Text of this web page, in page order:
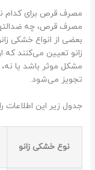
مصرف قرص برای کدام
مصرف قرص، چه
بعضی از انواع خشکی
زانو تعیین می‌کنند که
مشکل موثر باشد یا
تجویز می‌شود.
جدول زیر این
نوع خشکی زانو